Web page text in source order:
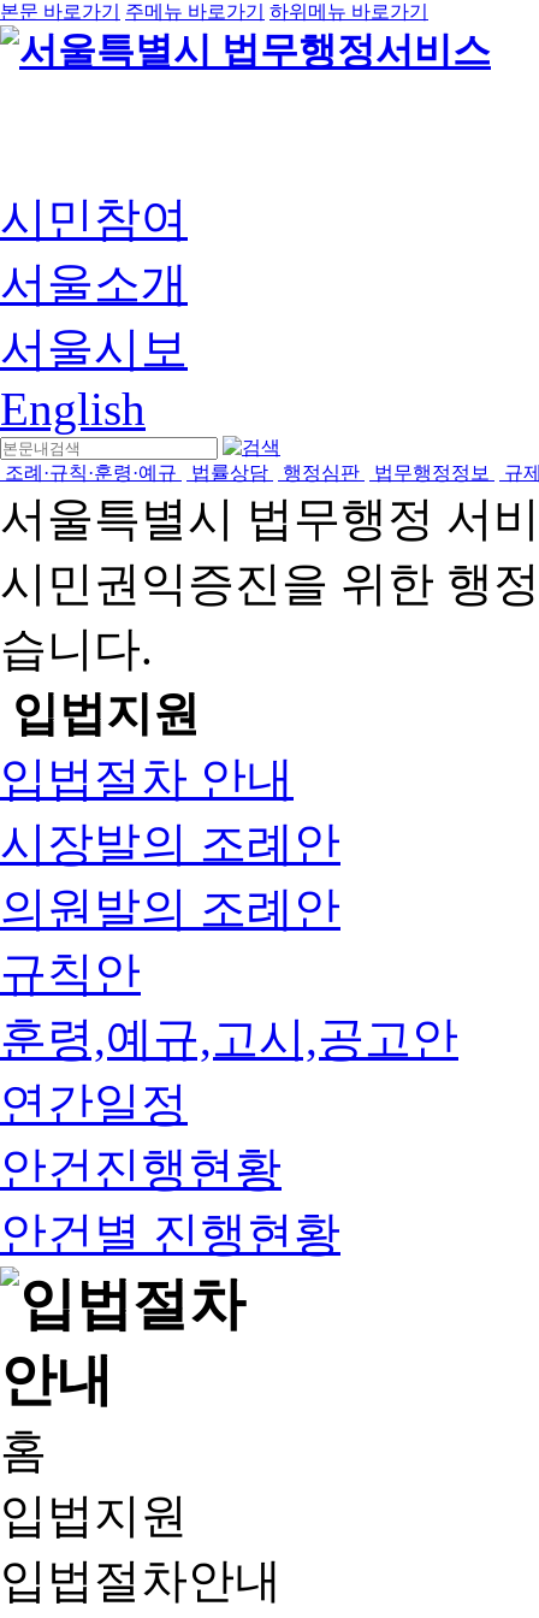
본문 바로가기 주메뉴 바로가기 하위메뉴 바로가기
시민참여
서울소개
서울시보
English
조례·규칙·훈령·예규 법률상담 행정심판 법무행정정보 규
서울특별시 법무행정 서
시민권익증진을 위한 행
습니다.
입법지원
입법절차 안내
시장발의 조례안
의원발의 조례안
규칙안
훈령,예규,고시,공고안
연간일정
안건진행현황
안건별 진행현황
홈
입법지원
입법절차안내